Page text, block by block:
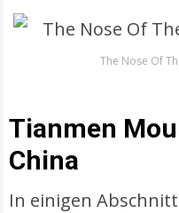
The Nose Of
Tianmen
China
In einigen